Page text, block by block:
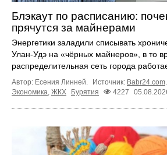
Блэкаут по расписанию:
прячутся за майнерами
Энергетики заладили списывать
Улан-Удэ на «чёрных майнеров», в то
распределительная сеть города
Автор: Есения Линней. Источник: Babr24.com.
Экономика, ЖКХ Бурятия 4227